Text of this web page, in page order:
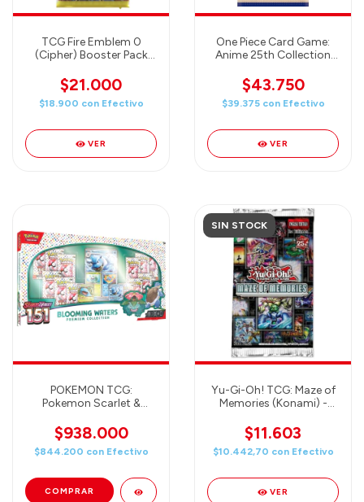
TCG Fire Emblem 0
(Cipher) Booster Pack
$21.000
$18.900 con Efectivo
VER
One Piece Card Game:
Anime 25th Collection
One Piece TCG JAPAN
$43.750
$39.375 con Efectivo
VER
POKEMON TCG:
Pokemon Scarlet &
Waters Premium
Collection Ingles TCG
$938.000
$844.200 con Efectivo
SIN STOCK
Yu-Gi-Oh! TCG: Maze of
Memories (Konami) -
$11.603
$10.442,70 con Efectivo
VER